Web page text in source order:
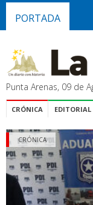
PORTADA
Punta Arenas, 09 de
CRÓNICA EDITORIAL
CRÓNICA